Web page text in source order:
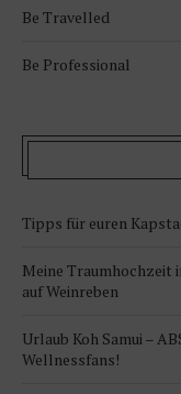
Be Travelled
Be Professional
Tipps für euren
Meine Traumhochzeit
auf Weinreben
Urlaub Koh Samui –
Wellnessfans!